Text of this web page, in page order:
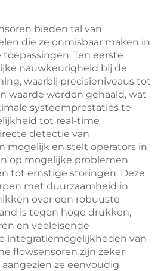
bieden tal van
die ze onmisbaar maken in
Ten eerste
nauwkeurigheid bij de
waarbij precisieniveaus tot
waarde worden gehaald, wat
systeemprestaties te
tot real-time
detectie van
mogelijk en stelt operators in
op mogelijke problemen
tot ernstige storingen. Deze
met duurzaamheid in
over een robuuste
is tegen hoge drukken,
en veeleisende
integratiemogelijkheden van
flowsensoren zijn zeker
ze eenvoudig